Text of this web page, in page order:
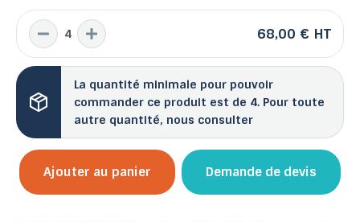
68,00 € HT
La quantité minimale pour pouvoir
commander ce produit est de 4. Pour toute
autre quantité, nous consulter
Ajouter au panier Demande de devis